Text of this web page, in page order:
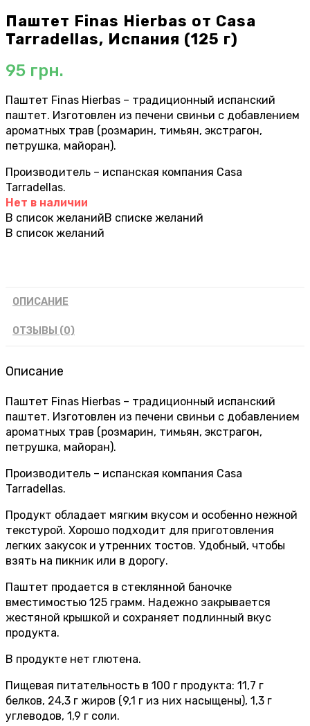
Паштет Finas Hierbas от Casa
Tarradellas, Испания (125 г)
95 грн.
Паштет Finas Hierbas – традиционный испанский
паштет. Изготовлен из печени свиньи с добавлением
ароматных трав (розмарин, тимьян, экстрагон,
петрушка, майоран).
Производитель – испанская компания Casa
Tarradellas.
Нет в наличии
В список желанийВ списке желаний
В список желаний
ОПИСАНИЕ
ОТЗЫВЫ (0)
Описание
Паштет Finas Hierbas – традиционный испанский
паштет. Изготовлен из печени свиньи с добавлением
ароматных трав (розмарин, тимьян, экстрагон,
петрушка, майоран).
Производитель – испанская компания Casa
Tarradellas.
Продукт обладает мягким вкусом и особенно нежной
текстурой. Хорошо подходит для приготовления
легких закусок и утренних тостов. Удобный, чтобы
взять на пикник или в дорогу.
Паштет продается в стеклянной баночке
вместимостью 125 грамм. Надежно закрывается
жестяной крышкой и сохраняет подлинный вкус
продукта.
В продукте нет глютена.
Пищевая питательность в 100 г продукта: 11,7 г
белков, 24,3 г жиров (9,1 г из них насыщены), 1,3 г
углеводов, 1,9 г соли.